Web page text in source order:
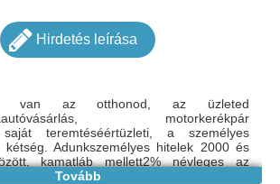
Hirdetés leírása
van az otthonod, az üzleted
motorkerékpár
saját teremtéséértüzleti, a személyes
kétség. Adunkszemélyes hitelek 2000 és
kamatláb mellett2% névleges az
Kérjük, adja meg aa hitelkérelmek
Tovább